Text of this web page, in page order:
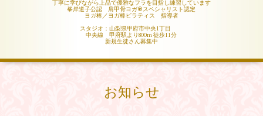
丁寧に学びながら上品で優雅なフラを目指し練習しています
峯岸道子公認 肩甲骨ヨガ®︎スペシャリスト認定
ヨガ棒／ヨガ棒ピラティス 指導者
スタジオ：山梨県甲府市中央1丁目
中央線 甲府駅より800m 徒歩11分
新規生徒さん募集中
お知らせ